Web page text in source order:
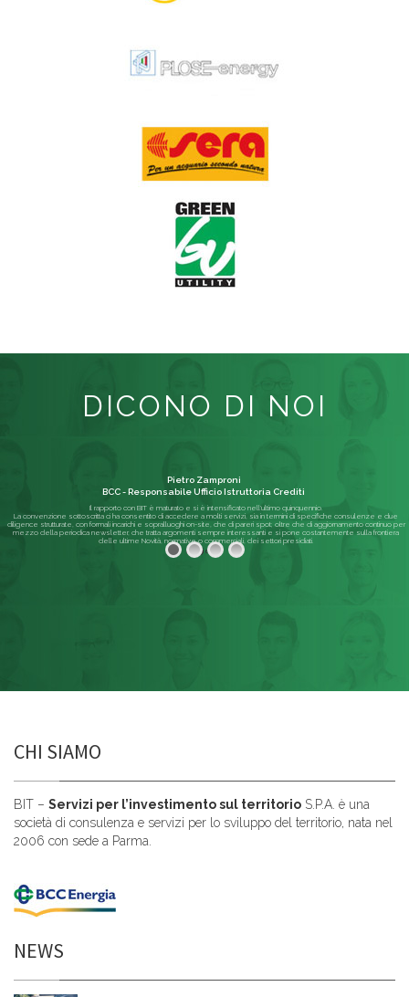
DICONO DI NOI
Il rapporto con BIT è maturato e si è intensificato nell'ultimo quinquennio.
La convenzione sottoscritta ci ha consentito di accedere a molti servizi, sia in termini di specifiche consulenze e due
diligence strutturate, con formali incarichi e sopralluoghi on-site, che di pareri spot; oltre che di aggiornamento continuo per
mezzo della periodica newsletter, che tratta argomenti sempre interessanti e si pone costantemente sulla frontiera
delle ultime Novità, normative o commerciali, dei settori presidiati.
Pietro Zamproni
BCC - Responsabile Ufficio Istruttoria Crediti
Leggi di più
CHI SIAMO
BIT – Servizi per l’investimento sul territorio S.P.A. è una
società di consulenza e servizi per lo sviluppo del territorio, nata nel
2006 con sede a Parma.
NEWS